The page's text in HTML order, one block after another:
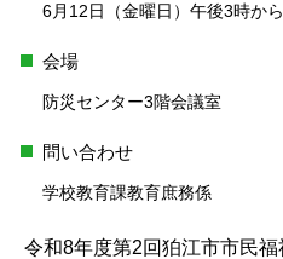
6月12日（金曜日）午後3時から
会場
防災センター3階会議室
問い合わせ
学校教育課教育庶務係
令和8年度第2回狛江市市民